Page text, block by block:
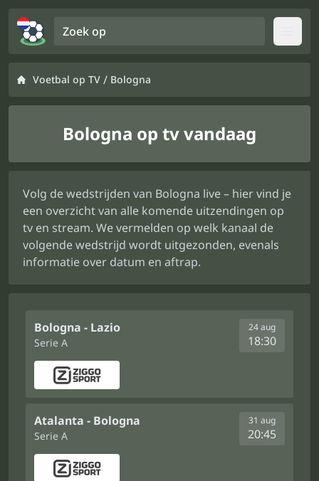
Voetbal op TV / Bologna
Bologna op tv vandaag
Volg de wedstrijden van Bologna live – hier vind je
een overzicht van alle komende uitzendingen op
tv en stream. We vermelden op welk kanaal de
volgende wedstrijd wordt uitgezonden, evenals
informatie over datum en aftrap.
Bologna - Lazio
Serie A
24 aug
18:30
Atalanta - Bologna
Serie A
31 aug
20:45